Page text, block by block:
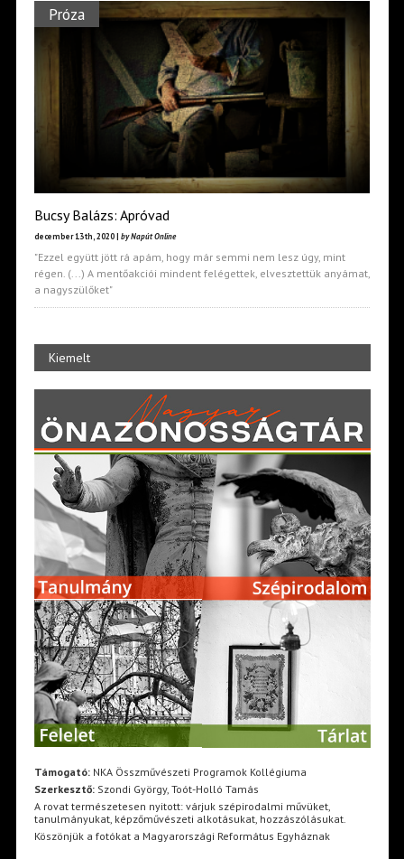
Próza
Bucsy Balázs: Apróvad
december 13th, 2020 | by Napút Online
"Ezzel együtt jött rá apám, hogy már semmi nem lesz úgy, mint
régen. (...) A mentőakciói mindent felégettek, elvesztettük anyámat,
a nagyszülőket"
Kiemelt
Támogató:NKA Összművészeti Programok Kollégiuma
Szerkesztő:Szondi György, Toót-Holló Tamás
A rovat természetesen nyitott: várjuk szépirodalmi művüket,
tanulmányukat, képzőművészeti alkotásukat, hozzászólásukat.
Köszönjük a fotókat a Magyarországi Református Egyháznak